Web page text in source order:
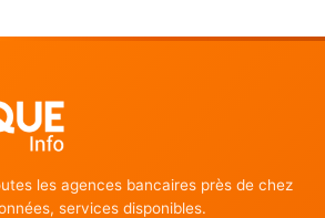
les agences bancaires près de chez
services disponibles.